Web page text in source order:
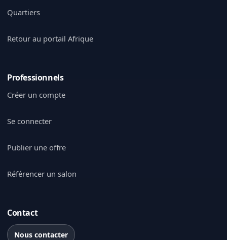
Quartiers
Retour au portail Afrique
Professionnels
Créer un compte
Se connecter
Publier une offre
Référencer un salon
Contact
Nous contacter